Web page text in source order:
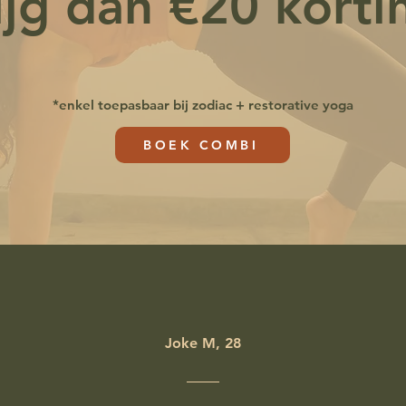
*enkel toepasbaar bij zodiac + restorative yoga
BOEK COMBI
Joke M, 28